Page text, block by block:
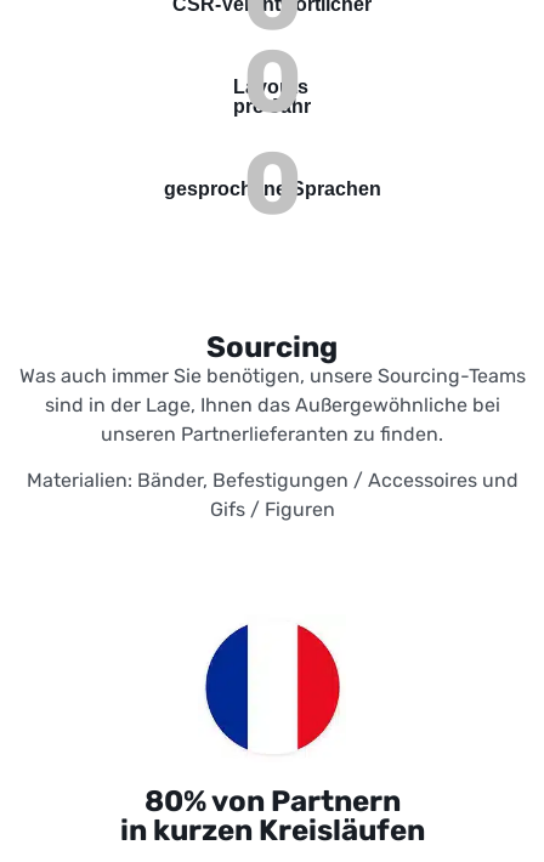
Layouts
pro Jahr
0
gesprochene Sprachen
0
Sourcing
Was auch immer Sie benötigen, unsere Sourcing-Teams
sind in der Lage, Ihnen das Außergewöhnliche bei
unseren Partnerlieferanten zu finden.
Materialien: Bänder, Befestigungen / Accessoires und
Gifs / Figuren
80% von Partnern
in kurzen Kreisläufen